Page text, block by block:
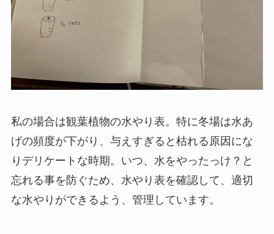
私の場合は観葉植物の水やり表。特に冬場は水あ
げの頻度が下がり、与えすぎると枯れる原因にな
りデリケートな時期。いつ、水をやったっけ？と
忘れる事を防ぐため、水やり表を確認して、適切
な水やりができるよう、管理しています。